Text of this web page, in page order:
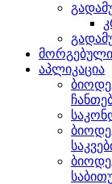
მორგებული
აპლიკაცია